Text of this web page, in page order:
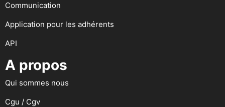
Communication
Application pour les adhérents
API
A propos
Qui sommes nous
Cgu / Cgv